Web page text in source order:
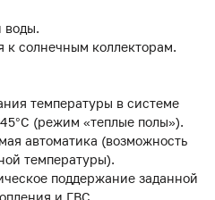
воды.
к солнечным коллекторам.
температуры в системе
(режим «теплые полы»).
автоматика (возможность
температуры).
поддержание заданной